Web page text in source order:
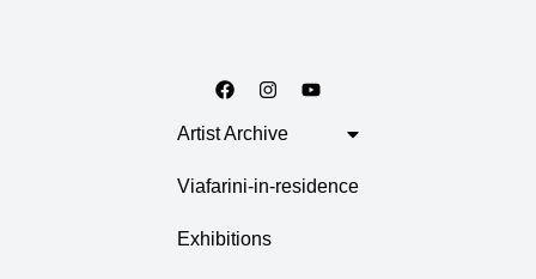
Artist Archive
Viafarini-in-residence
Exhibitions